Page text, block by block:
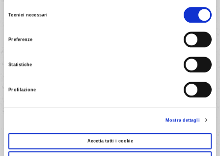
Tecnici necessari
Preferenze
Statistiche
Profilazione
Mostra dettagli
Accetta tutti i cookie
latte freddo come indicato sulla